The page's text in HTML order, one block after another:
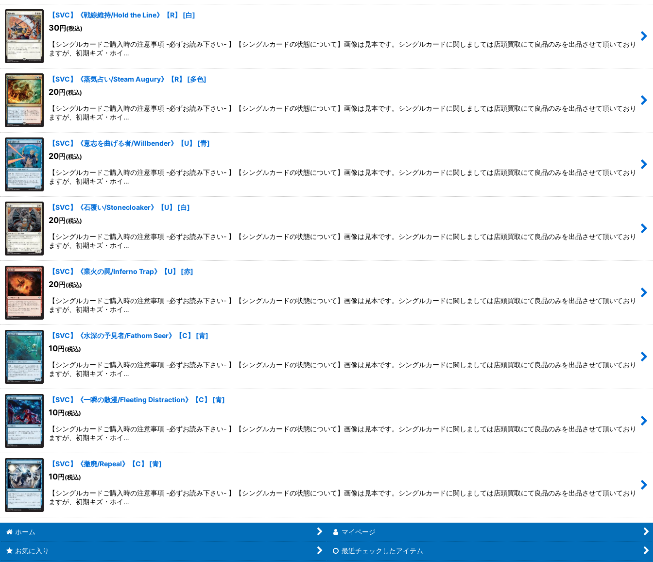
【SVC】《戦線維持/Hold the Line》【R】 [白]
30円(税込)
【シングルカードご購入時の注意事項 -必ずお読み下さい- 】【シングルカードの状態について】画像は見本です。シングルカードに関しましては店頭買取にて良品のみを出品させて頂いており
ますが、初期キズ・ホイ…
【SVC】《蒸気占い/Steam Augury》【R】 [多色]
20円(税込)
【シングルカードご購入時の注意事項 -必ずお読み下さい- 】【シングルカードの状態について】画像は見本です。シングルカードに関しましては店頭買取にて良品のみを出品させて頂いており
ますが、初期キズ・ホイ…
【SVC】《意志を曲げる者/Willbender》【U】 [青]
20円(税込)
【シングルカードご購入時の注意事項 -必ずお読み下さい- 】【シングルカードの状態について】画像は見本です。シングルカードに関しましては店頭買取にて良品のみを出品させて頂いており
ますが、初期キズ・ホイ…
【SVC】《石覆い/Stonecloaker》【U】 [白]
20円(税込)
【シングルカードご購入時の注意事項 -必ずお読み下さい- 】【シングルカードの状態について】画像は見本です。シングルカードに関しましては店頭買取にて良品のみを出品させて頂いており
ますが、初期キズ・ホイ…
【SVC】《業火の罠/Inferno Trap》【U】 [赤]
20円(税込)
【シングルカードご購入時の注意事項 -必ずお読み下さい- 】【シングルカードの状態について】画像は見本です。シングルカードに関しましては店頭買取にて良品のみを出品させて頂いており
ますが、初期キズ・ホイ…
【SVC】《水深の予見者/Fathom Seer》【C】 [青]
10円(税込)
【シングルカードご購入時の注意事項 -必ずお読み下さい- 】【シングルカードの状態について】画像は見本です。シングルカードに関しましては店頭買取にて良品のみを出品させて頂いており
ますが、初期キズ・ホイ…
【SVC】《一瞬の散漫/Fleeting Distraction》【C】 [青]
10円(税込)
【シングルカードご購入時の注意事項 -必ずお読み下さい- 】【シングルカードの状態について】画像は見本です。シングルカードに関しましては店頭買取にて良品のみを出品させて頂いており
ますが、初期キズ・ホイ…
【SVC】《撤廃/Repeal》【C】 [青]
10円(税込)
【シングルカードご購入時の注意事項 -必ずお読み下さい- 】【シングルカードの状態について】画像は見本です。シングルカードに関しましては店頭買取にて良品のみを出品させて頂いており
ますが、初期キズ・ホイ…
ホーム マイページ
お気に入り 最近チェックしたアイテム